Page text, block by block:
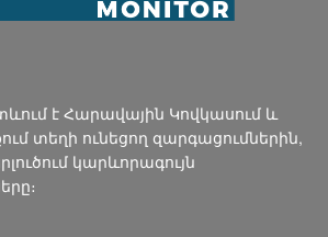
է Հարավային Կովկասում և
տեղի ունեցող զարգացումներին,
կարևորագույն